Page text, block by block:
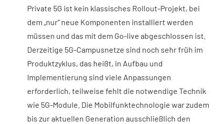
Private 5G ist kein klassisches Rollout-Projekt, bei
dem „nur“ neue Komponenten installiert werden
müssen und das mit dem Go-live abgeschlossen ist.
Derzeitige 5G-Campusnetze sind noch sehr früh im
Produktzyklus, das heißt, in Aufbau und
Implementierung sind viele Anpassungen
erforderlich, teilweise fehlt die notwendige Technik
wie 5G-Module. Die Mobilfunktechnologie war zudem
bis zur aktuellen Generation ausschließlich den